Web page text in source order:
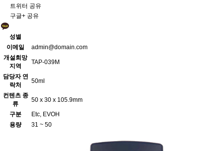
트위터 공유
구글+ 공유
성별
이메일
admin@domain.com
개설희망
지역
TAP-039M
담당자 연
락처
50ml
컨텐츠 종
류
50 x 30 x 105.9mm
구분
Etc, EVOH
용량
31 ~ 50